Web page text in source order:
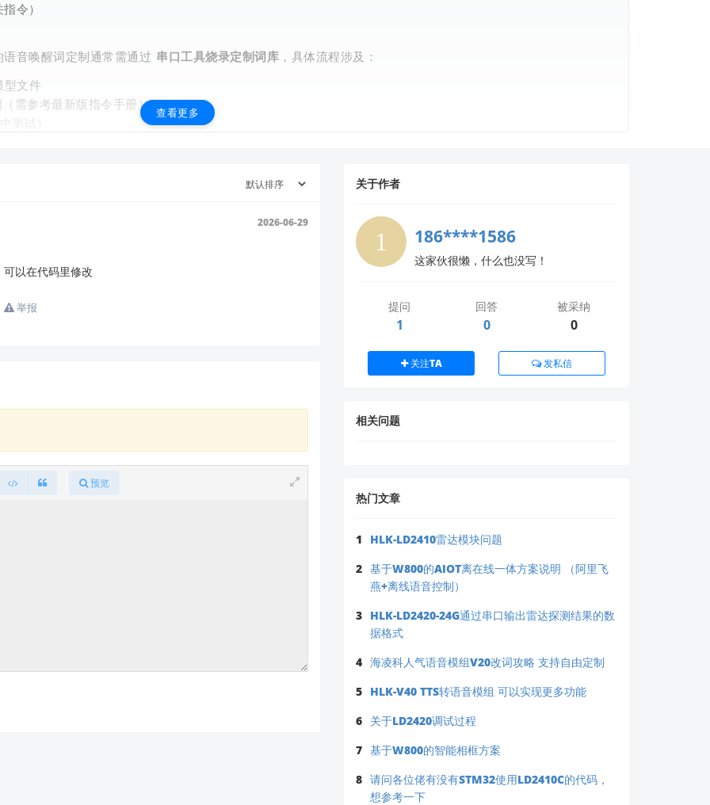
查看更多
令）
音唤醒词定制通常需通过 串口工具烧录定制词库 ，具体流程涉及：
型文件
需参考最新版指令手册）
测试）
搜索 “W800 语音唤醒”
查看更多
2026-06-29
以在代码里修改
举报
预览
关于作者
186****1586
这家伙很懒，什么也没写！
提问
1
回答
0
被采纳
0
关注TA 发私信
相关问题
热门文章
1
HLK-LD2410雷达模块问题
2 基于W800的AIOT离在线一体方案说明 （阿里飞
燕+离线语音控制）
3 HLK-LD2420-24G通过串口输出雷达探测结果的数
据格式
4 海凌科人气语音模组V20改词攻略 支持自由定制
5 HLK-V40 TTS转语音模组 可以实现更多功能
6 关于LD2420调试过程
7 基于W800的智能相框方案
8 请问各位佬有没有STM32使用LD2410C的代码，
想参考一下